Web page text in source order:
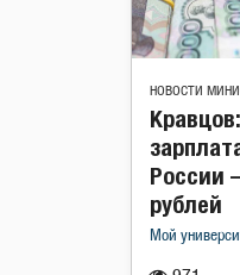
НОВОСТИ
России
рублей
Мой